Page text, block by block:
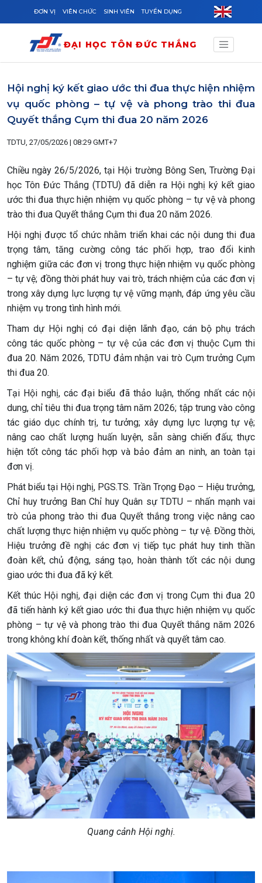
Skip to main content
ĐƠN VỊ VIÊN CHỨC SINH VIÊN TUYỂN DỤNG
ĐẠI HỌC TÔN ĐỨC THẮNG
Hội nghị ký kết giao ước thi đua thực hiện nhiệm
vụ quốc phòng – tự vệ và phong trào thi đua
Quyết thắng Cụm thi đua 20 năm 2026
TDTU, 27/05/2026 | 08:29 GMT+7
Chiều ngày 26/5/2026, tại Hội trường Bông Sen, Trường Đại
học Tôn Đức Thắng (TDTU) đã diễn ra Hội nghị ký kết giao
ước thi đua thực hiện nhiệm vụ quốc phòng – tự vệ và phong
trào thi đua Quyết thắng Cụm thi đua 20 năm 2026.
Hội nghị được tổ chức nhằm triển khai các nội dung thi đua
trọng tâm, tăng cường công tác phối hợp, trao đổi kinh
nghiệm giữa các đơn vị trong thực hiện nhiệm vụ quốc phòng
– tự vệ; đồng thời phát huy vai trò, trách nhiệm của các đơn vị
trong xây dựng lực lượng tự vệ vững mạnh, đáp ứng yêu cầu
nhiệm vụ trong tình hình mới.
Tham dự Hội nghị có đại diện lãnh đạo, cán bộ phụ trách
công tác quốc phòng – tự vệ của các đơn vị thuộc Cụm thi
đua 20. Năm 2026, TDTU đảm nhận vai trò Cụm trưởng Cụm
thi đua 20.
Tại Hội nghị, các đại biểu đã thảo luận, thống nhất các nội
dung, chỉ tiêu thi đua trọng tâm năm 2026; tập trung vào công
tác giáo dục chính trị, tư tưởng; xây dựng lực lượng tự vệ;
nâng cao chất lượng huấn luyện, sẵn sàng chiến đấu; thực
hiện tốt công tác phối hợp và bảo đảm an ninh, an toàn tại
đơn vị.
Phát biểu tại Hội nghị, PGS.TS. Trần Trọng Đạo – Hiệu trưởng,
Chỉ huy trưởng Ban Chỉ huy Quân sự TDTU – nhấn mạnh vai
trò của phong trào thi đua Quyết thắng trong việc nâng cao
chất lượng thực hiện nhiệm vụ quốc phòng – tự vệ. Đồng thời,
Hiệu trưởng đề nghị các đơn vị tiếp tục phát huy tinh thần
đoàn kết, chủ động, sáng tạo, hoàn thành tốt các nội dung
giao ước thi đua đã ký kết.
Kết thúc Hội nghị, đại diện các đơn vị trong Cụm thi đua 20
đã tiến hành ký kết giao ước thi đua thực hiện nhiệm vụ quốc
phòng – tự vệ và phong trào thi đua Quyết thắng năm 2026
trong không khí đoàn kết, thống nhất và quyết tâm cao.
Quang cảnh Hội nghị.